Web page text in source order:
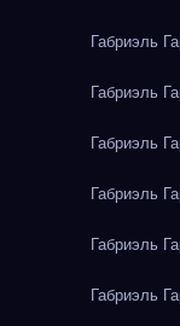
Габриэль
Габриэль
Габриэль
Габриэль
Габриэль
Габриэль